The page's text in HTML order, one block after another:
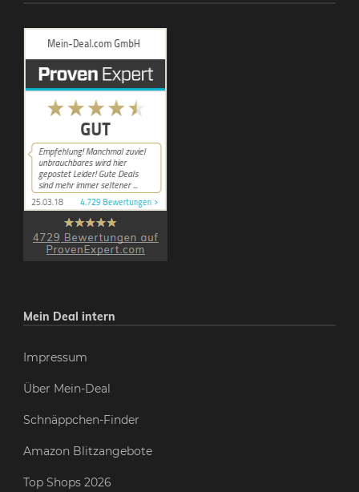
Mein Deal intern
Impressum
Über Mein-Deal
Schnäppchen-Finder
Amazon Blitzangebote
Top Shops 2026